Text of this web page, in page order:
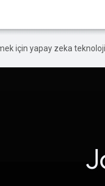
için yapay zeka